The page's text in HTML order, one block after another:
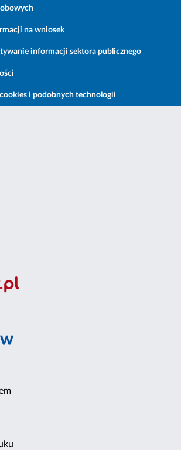
na wniosek
informacji sektora publicznego
i podobnych technologii